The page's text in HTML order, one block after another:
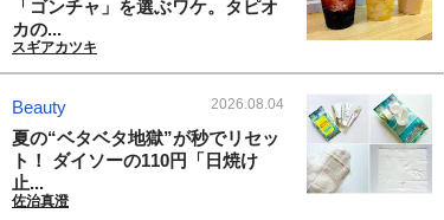
「ゴンチャ」を選ぶワケ。タピオ
カの...
スギアカツキ
Beauty 2026.08.04
夏の“ベタベタ地獄”が秒でリセッ
ト！ ダイソーの110円「日焼け
止...
佐治真澄